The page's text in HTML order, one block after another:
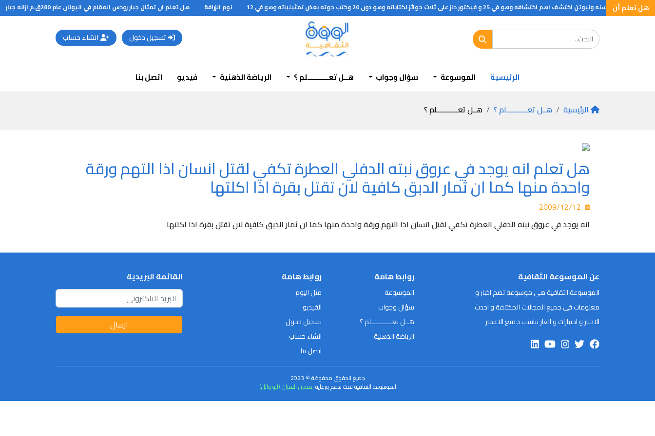
هل تعلم أن نوم الزرافة هل تعلم ان تمثال جبار رودس المقام في اليونان عام 280ق.م ازاله جبار وكان يبلغ ارتفاعه 46 مترا
تسجيل دخول انشاء حساب
الرئيسية الموسوعة سؤال وجواب هــل تعـــــــــــلم ؟ الرياضة الذهنية فيديو اتصل بنا
الرئيسية هــل تعـــــــــــلم ؟ هــل تعـــــــــــلم ؟
هل تعلم انه يوجد في عروق نبته الدفلي العطرة تكفي لقتل انسان اذا التهم ورقة
واحدة منها كما ان ثمار الدبق كافية لان تقتل بقرة اذا اكلتها
انه يوجد في عروق نبته الدفلي العطرة تكفي لقتل انسان اذا التهم ورقة واحدة منها كما ان ثمار الدبق كافية لان تقتل بقرة اذا اكلتها
عن الموسوعة الثقافية
الموسوعة الثقافية هى موسوعة تضم اخبار و
معلومات فى جميع المجالات المختلفة و احدث
الاخبار و اختبارات و الغاز تناسب جميع الاعمار
روابط هامة
الموسوعة
سؤال وجواب
هــل تعـــــــــــلم ؟
الرياضة الذهنية
روابط هامة
مثل اليوم
الفيديو
تسجيل دخول
انشاء حساب
اتصل بنا
القائمة البريدية
ارسال
جميع الحقوق محفوظة © 2023
الموسوعة الثقافية تمت بدعم ورعايةرمضان النمران (ابو وائل)